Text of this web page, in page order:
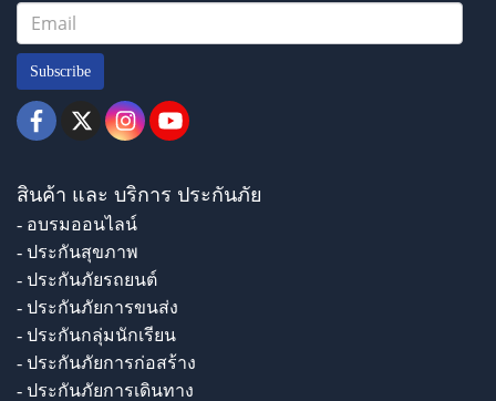
Subscribe
สินค้า และ บริการ ประกันภัย
- อบรมออนไลน์
- ประกันสุขภาพ
- ประกันภัยรถยนต์
- ประกันภัยการขนส่ง
- ประกันกลุ่มนักเรียน
- ประกันภัยการก่อสร้าง
- ประกันภัยการเดินทาง